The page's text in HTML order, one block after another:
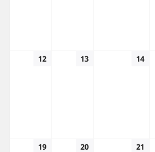
12 13 14
19 20 21